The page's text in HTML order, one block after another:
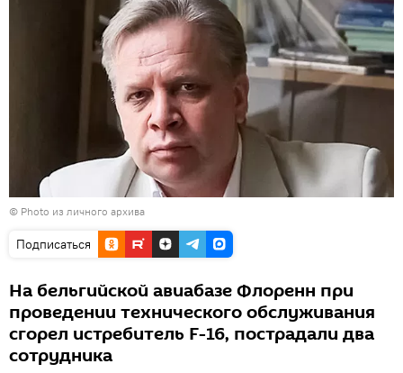
© Photo из личного архива
Подписаться
На бельгийской авиабазе Флоренн при
проведении технического обслуживания
сгорел истребитель F-16, пострадали два
сотрудника